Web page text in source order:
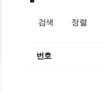
검색 정렬
번호